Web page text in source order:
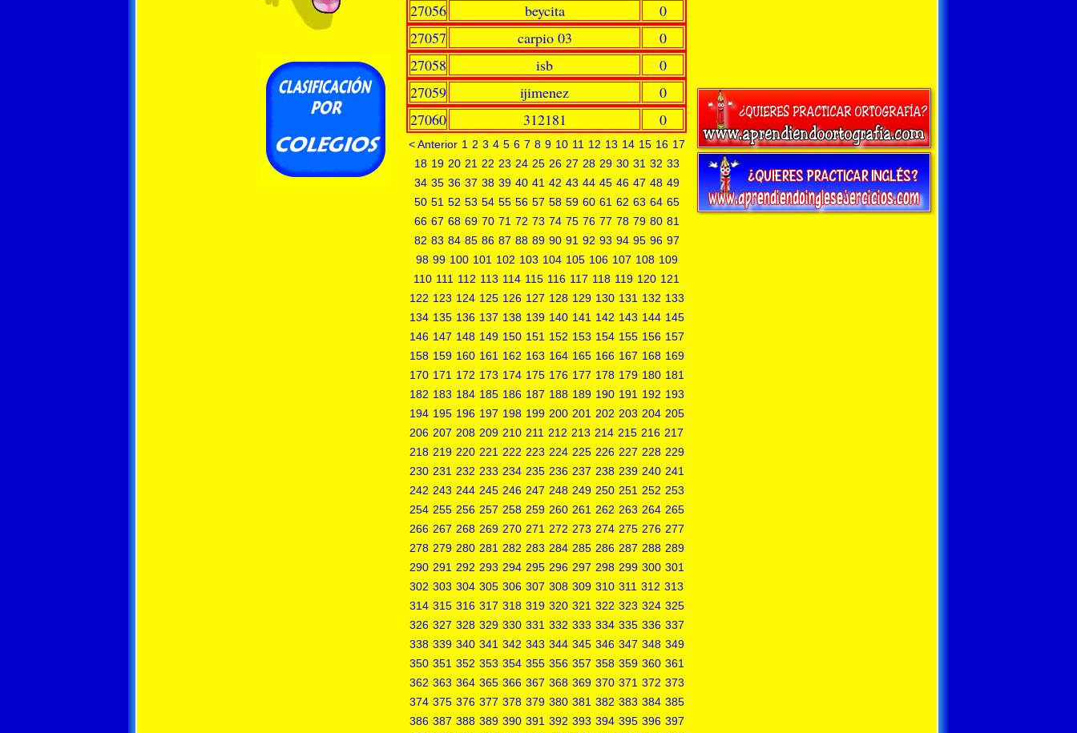
27056
beycita
0
27057
carpio 03
0
27058
isb
0
27059
ijimenez
0
27060
312181 0
< Anterior 1 2 3 4 5 6 7 8 9 10 11 12 13 14 15 16 17
18 19 20 21 22 23 24 25 26 27 28 29 30 31 32 33
34 35 36 37 38 39 40 41 42 43 44 45 46 47 48 49
50 51 52 53 54 55 56 57 58 59 60 61 62 63 64 65
66 67 68 69 70 71 72 73 74 75 76 77 78 79 80 81
82 83 84 85 86 87 88 89 90 91 92 93 94 95 96 97
98 99 100 101 102 103 104 105 106 107 108 109
110 111 112 113 114 115 116 117 118 119 120 121
122 123 124 125 126 127 128 129 130 131 132 133
134 135 136 137 138 139 140 141 142 143 144 145
146 147 148 149 150 151 152 153 154 155 156 157
158 159 160 161 162 163 164 165 166 167 168 169
170 171 172 173 174 175 176 177 178 179 180 181
182 183 184 185 186 187 188 189 190 191 192 193
194 195 196 197 198 199 200 201 202 203 204 205
206 207 208 209 210 211 212 213 214 215 216 217
218 219 220 221 222 223 224 225 226 227 228 229
230 231 232 233 234 235 236 237 238 239 240 241
242 243 244 245 246 247 248 249 250 251 252 253
254 255 256 257 258 259 260 261 262 263 264 265
266 267 268 269 270 271 272 273 274 275 276 277
278 279 280 281 282 283 284 285 286 287 288 289
290 291 292 293 294 295 296 297 298 299 300 301
302 303 304 305 306 307 308 309 310 311 312 313
314 315 316 317 318 319 320 321 322 323 324 325
326 327 328 329 330 331 332 333 334 335 336 337
338 339 340 341 342 343 344 345 346 347 348 349
350 351 352 353 354 355 356 357 358 359 360 361
362 363 364 365 366 367 368 369 370 371 372 373
374 375 376 377 378 379 380 381 382 383 384 385
386 387 388 389 390 391 392 393 394 395 396 397